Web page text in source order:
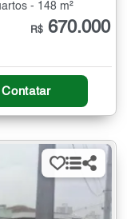
- 148 m²
R$ 670.000
Contatar